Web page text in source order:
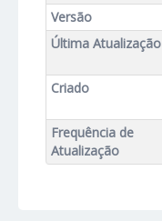
Versão
Última Atualização
Criado
Frequência de
Atualização